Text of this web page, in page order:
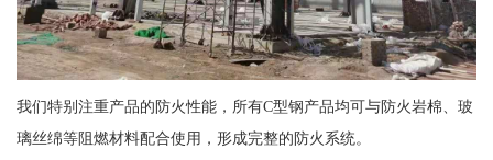
我们特别注重产品的防火性能，所有C型钢产品均可与防火岩棉、玻
璃丝绵等阻燃材料配合使用，形成完整的防火系统。